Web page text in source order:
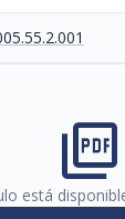
picture_as_pdf
está